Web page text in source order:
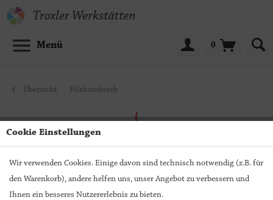
Menü 0
Übersicht Filzhandwerk
Cookie Einstellungen
Wir verwenden Cookies. Einige davon sind technisch notwendig (z.B. für
den Warenkorb), andere helfen uns, unser Angebot zu verbessern und
Ihnen ein besseres Nutzererlebnis zu bieten.